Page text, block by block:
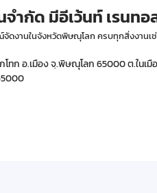
ำกัด มีอีเว้นท์ เรนทอ
จัดงานในจังหวัดพิษณุโลก ครบทุกสิ่งงานเ
โทก อ.เมือง จฺ.พิษณุโลก 65000 ต.ในเ